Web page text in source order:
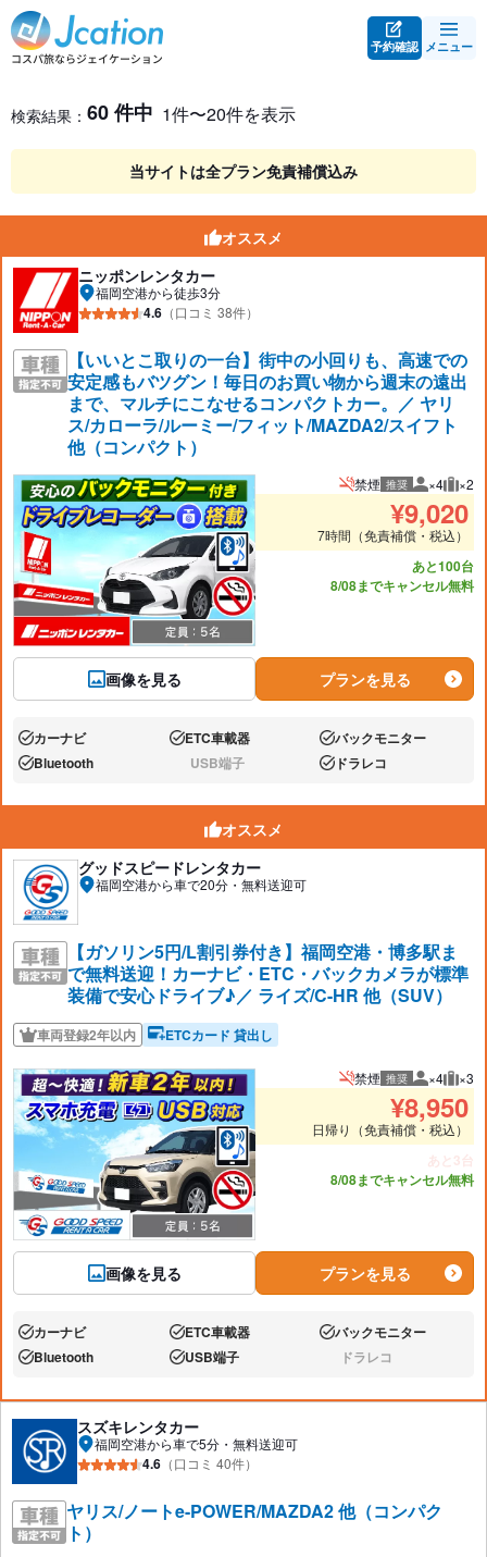
予約確認 メニュー
レンタカー検索・比較
レンタカー検索結果
検索結果： 60 件中 1件〜20件を表示
当サイトは全プラン免責補償込み
オススメ
ニッポンレンタカー
福岡空港から徒歩3分
4.6 （口コミ 38件）
【いいとこ取りの一台】街中の小回りも、高速での
安定感もバツグン！毎日のお買い物から週末の遠出
まで、マルチにこなせるコンパクトカー。／ ヤリ
ス/カローラ/ルーミー/フィット/MAZDA2/スイフト
他（コンパクト）
画像を見る
禁煙 推奨 推奨人数
×4 推奨
×2
¥9,020
7時間（免責補償・税込）
あと100台
8/08までキャンセル無料
プランを見る
あり:カーナビ あり:ETC車載器 あり:バックモニター
あり:Bluetooth なし:USB端子 あり:ドラレコ
オススメ
グッドスピードレンタカー
福岡空港から車で20分・無料送迎可
【ガソリン5円/L割引券付き】福岡空港・博多駅ま
で無料送迎！カーナビ・ETC・バックカメラが標準
装備で安心ドライブ♪／ ライズ/C-HR 他（SUV）
車両登録2年以内 ETCカード 貸出し
画像を見る
禁煙 推奨 推奨人数
×4 推奨
×3
¥8,950
日帰り（免責補償・税込）
あと3台
8/08までキャンセル無料
プランを見る
あり:カーナビ あり:ETC車載器 あり:バックモニター
あり:Bluetooth あり:USB端子 なし:ドラレコ
スズキレンタカー
福岡空港から車で5分・無料送迎可
4.6 （口コミ 40件）
ヤリス/ノートe-POWER/MAZDA2 他（コンパク
ト）